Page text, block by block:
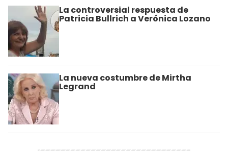
La controversial respuesta de
Patricia Bullrich a Verónica Lozano
La nueva costumbre de Mirtha
Legrand